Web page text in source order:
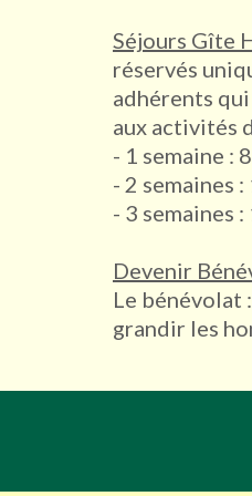
Séjours Gîte
réservés
adhérents
aux activités
- 1 semaine :
- 2 semaines
- 3 semaines
Devenir
Le bénévolat
grandir les